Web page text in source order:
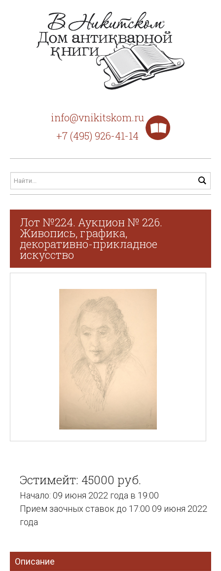
info@vnikitskom.ru
+7 (495) 926-41-14
Лот №224. Аукцион № 226.
Живопись, графика,
декоративно-прикладное
искусство
Эстимейт: 45000 руб.
Начало: 09 июня 2022 года в 19:00
Прием заочных ставок до 17:00 09 июня 2022
года
Описание